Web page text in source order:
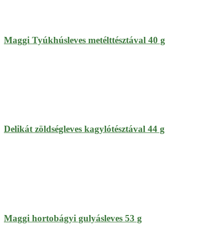
Maggi Tyúkhúsleves metélttésztával 40 g
Delikát zöldségleves kagylótésztával 44 g
Maggi hortobágyi gulyásleves 53 g